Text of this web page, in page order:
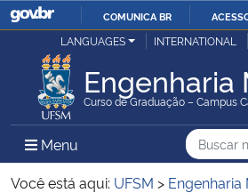
IR
O
COMUNICA BR
Ministério da Justiça e Segurança Pública
Ministério da Defesa
Ministério das Relações Exteriores
LANGUAGES INTERNATIONAL
Engenharia
Curso de Graduação – Campus
Menu Menu Principal do Sítio
Busca
Busca:
Você está aqui: UFSM > Engenharia